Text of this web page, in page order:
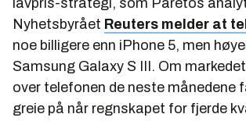
lavpris-strategi, som Paretos
Nyhetsbyrået Reuters melder at
noe billigere enn iPhone 5, men
Samsung Galaxy S III. Om
over telefonen de neste månedene
greie på når regnskapet for fjerde